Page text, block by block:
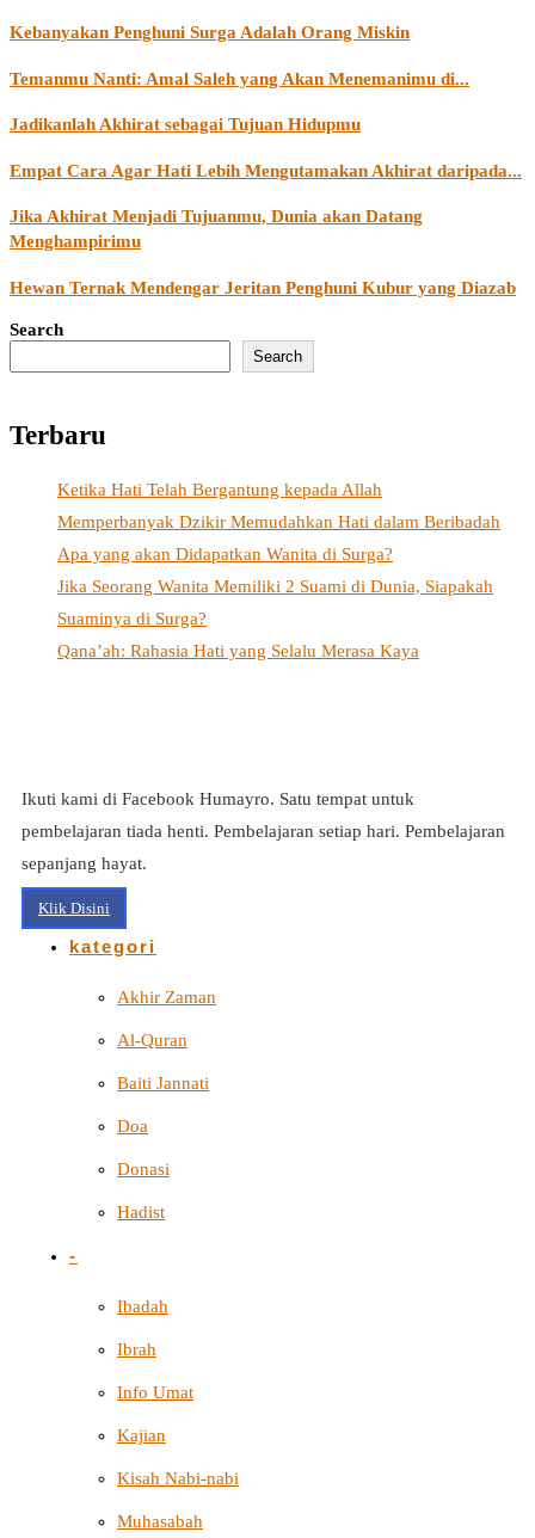
Kebanyakan Penghuni Surga Adalah Orang Miskin
Temanmu Nanti: Amal Saleh yang Akan Menemanimu di...
Jadikanlah Akhirat sebagai Tujuan Hidupmu
Empat Cara Agar Hati Lebih Mengutamakan Akhirat daripada...
Jika Akhirat Menjadi Tujuanmu, Dunia akan Datang
Menghampirimu
Hewan Ternak Mendengar Jeritan Penghuni Kubur yang Diazab
Search
Search
Terbaru
Ketika Hati Telah Bergantung kepada Allah
Memperbanyak Dzikir Memudahkan Hati dalam Beribadah
Apa yang akan Didapatkan Wanita di Surga?
Jika Seorang Wanita Memiliki 2 Suami di Dunia, Siapakah
Suaminya di Surga?
Qana’ah: Rahasia Hati yang Selalu Merasa Kaya
Ikuti kami di Facebook Humayro. Satu tempat untuk
pembelajaran tiada henti. Pembelajaran setiap hari. Pembelajaran
sepanjang hayat.
Klik Disini
kategori
Akhir Zaman
Al-Quran
Baiti Jannati
Doa
Donasi
Hadist
-
Ibadah
Ibrah
Info Umat
Kajian
Kisah Nabi-nabi
Muhasabah